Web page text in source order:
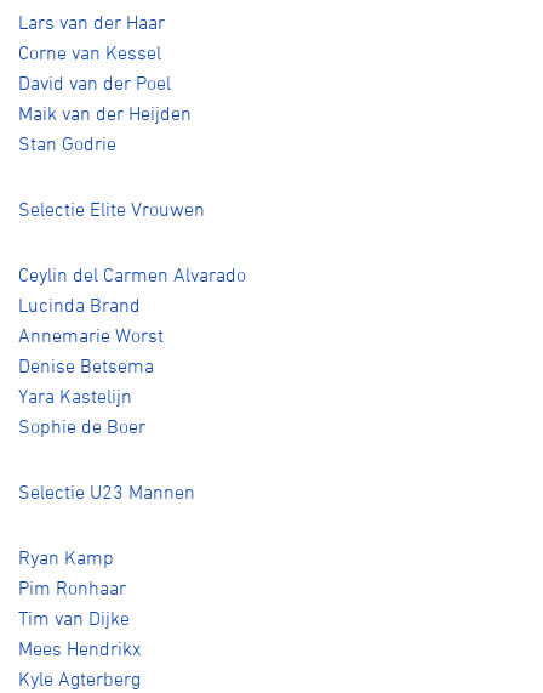
Lars van der Haar
Corne van Kessel
David van der Poel
Maik van der Heijden
Stan Godrie
Selectie Elite Vrouwen
Ceylin del Carmen Alvarado
Lucinda Brand
Annemarie Worst
Denise Betsema
Yara Kastelijn
Sophie de Boer
Selectie U23 Mannen
Ryan Kamp
Pim Ronhaar
Tim van Dijke
Mees Hendrikx
Kyle Agterberg